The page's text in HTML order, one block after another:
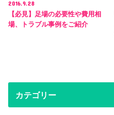
2016.9.28
【必見】足場の必要性や費用相
場、トラブル事例をご紹介
カテゴリー